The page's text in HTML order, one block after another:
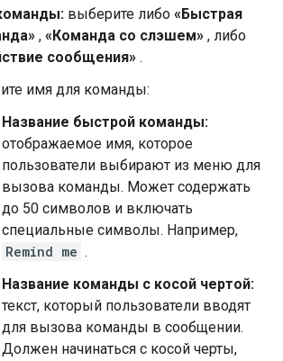
выберите либо «Быстрая
, «Команда со слэшем» , либо
сообщения» .
имя для команды:
Название быстрой команды:
отображаемое имя, которое
пользователи выбирают из меню для
вызова команды. Может содержать
до 50 символов и включать
специальные символы. Например,
Remind me .
Название команды с косой чертой:
текст, который пользователи вводят
для вызова команды в сообщении.
Должен начинаться с косой черты,